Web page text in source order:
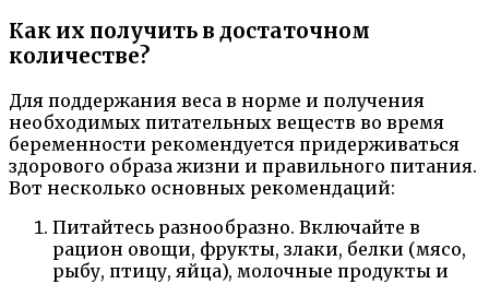
Как их получить в достаточном
количестве?
Для поддержания веса в норме и получения
необходимых питательных веществ во время
беременности рекомендуется придерживаться
здорового образа жизни и правильного питания.
Вот несколько основных рекомендаций:
Питайтесь разнообразно. Включайте в
рацион овощи, фрукты, злаки, белки (мясо,
рыбу, птицу, яйца), молочные продукты и